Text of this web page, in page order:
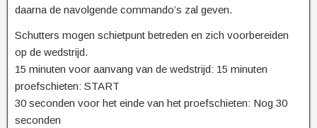
daarna de navolgende commando’s zal geven.
Schutters mogen schietpunt betreden en zich voorbereiden
op de wedstrijd.
15 minuten voor aanvang van de wedstrijd: 15 minuten
proefschieten: START
30 seconden voor het einde van het proefschieten: Nog 30
seconden